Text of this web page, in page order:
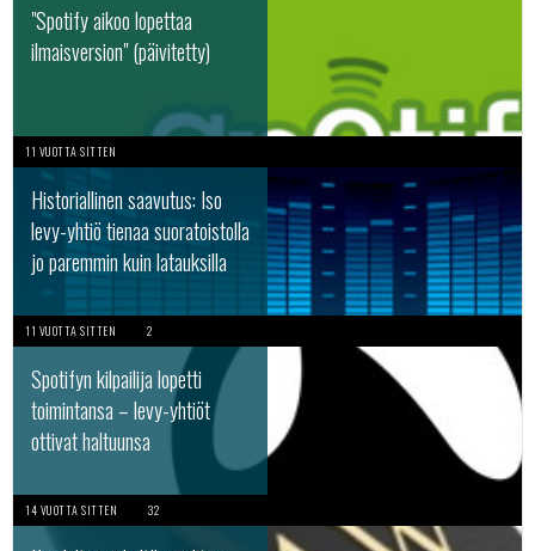
"Spotify aikoo lopettaa
ilmaisversion" (päivitetty)
11 VUOTTA SITTEN
Historiallinen saavutus: Iso
levy-yhtiö tienaa suoratoistolla
jo paremmin kuin latauksilla
11 VUOTTA SITTEN 2
Spotifyn kilpailija lopetti
toimintansa – levy-yhtiöt
ottivat haltuunsa
14 VUOTTA SITTEN 32